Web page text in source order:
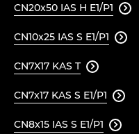
CN20x50 IAS H E1/P1 
CN10x25 IAS S E1/P1 
CN7X17 KAS T 
CN7x17 KAS S E1/P1 
CN8x15 IAS S E1/P1 